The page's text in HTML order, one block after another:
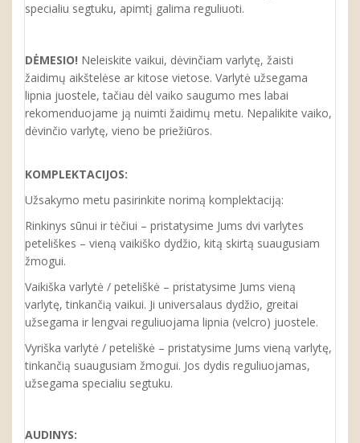
specialiu segtuku, apimtį galima reguliuoti.
DĖMESIO! Neleiskite vaikui, dėvinčiam varlytę, žaisti
žaidimų aikštelėse ar kitose vietose. Varlytė užsegama
lipnia juostele, tačiau dėl vaiko saugumo mes labai
rekomenduojame ją nuimti žaidimų metu. Nepalikite vaiko,
dėvinčio varlytę, vieno be priežiūros.
KOMPLEKTACIJOS:
Užsakymo metu pasirinkite norimą komplektaciją:
Rinkinys sūnui ir tėčiui – pristatysime Jums dvi varlytes
peteliškes – vieną vaikiško dydžio, kitą skirtą suaugusiam
žmogui.
Vaikiška varlytė / peteliškė – pristatysime Jums vieną
varlytę, tinkančią vaikui. Ji universalaus dydžio, greitai
užsegama ir lengvai reguliuojama lipnia (velcro) juostele.
Vyriška varlytė / peteliškė – pristatysime Jums vieną varlytę,
tinkančią suaugusiam žmogui. Jos dydis reguliuojamas,
užsegama specialiu segtuku.
AUDINYS: